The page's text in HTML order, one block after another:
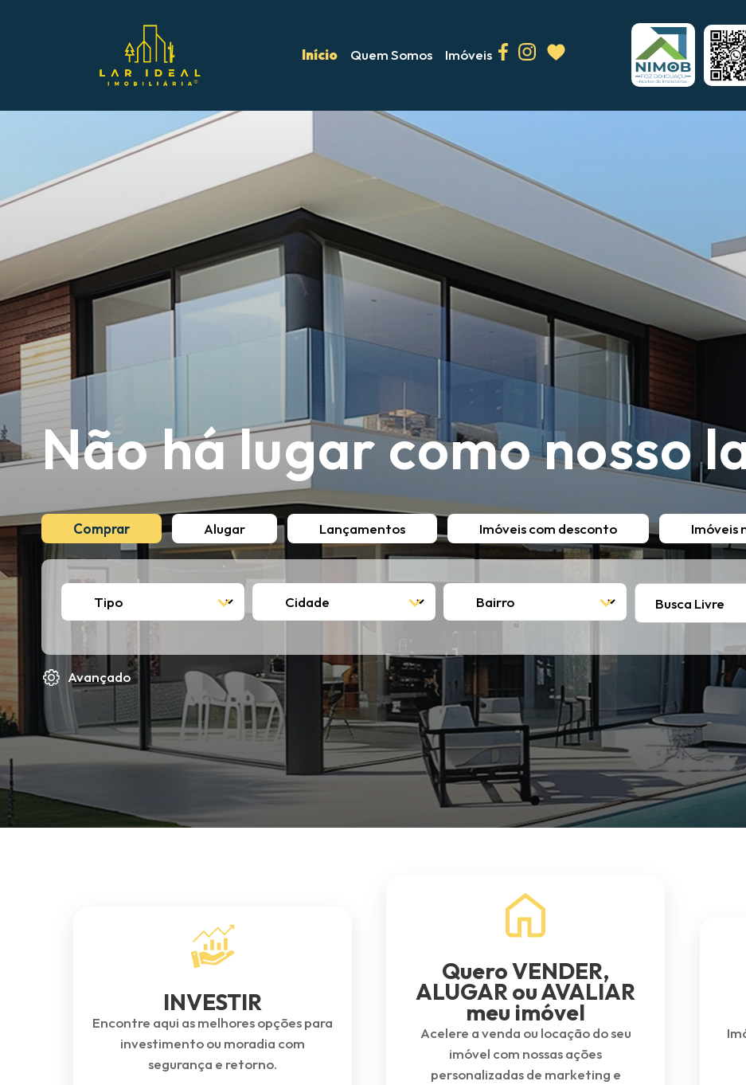
Início Quem Somos Imóveis
Não há lugar como nosso
Comprar Alugar Lançamentos Imóveis com desconto Imóveis
Avançado
INVESTIR
Encontre aqui as melhores opções para
investimento ou moradia com
segurança e retorno.
Quero VENDER,
ALUGAR ou AVALIAR
meu imóvel
Acelere a venda ou locação do seu
imóvel com nossas ações
personalizadas de marketing e